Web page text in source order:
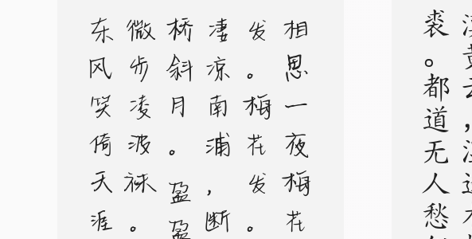
相
思
一
夜
梅
花
发
。
梅
花
发
。
凄
凉
南
浦
，
断
桥
斜
月
。
盈
盈
微
步
凌
波
袜
。
东
风
笑
倚
天
涯
阔
。
天
涯
阔
。
一
声
羌
管
，
暮
云
愁
绝